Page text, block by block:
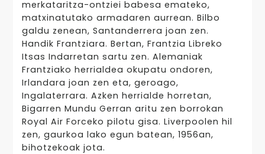
merkataritza-ontziei babesa emateko,
matxinatutako armadaren aurrean. Bilbo
galdu zenean, Santanderrera joan zen.
Handik Frantziara. Bertan, Frantzia Libreko
Itsas Indarretan sartu zen. Alemaniak
Frantziako herrialdea okupatu ondoren,
Irlandara joan zen eta, geroago,
Ingalaterrara. Azken herrialde horretan,
Bigarren Mundu Gerran aritu zen borrokan
Royal Air Forceko pilotu gisa. Liverpoolen hil
zen, gaurkoa lako egun batean, 1956an,
bihotzekoak jota.